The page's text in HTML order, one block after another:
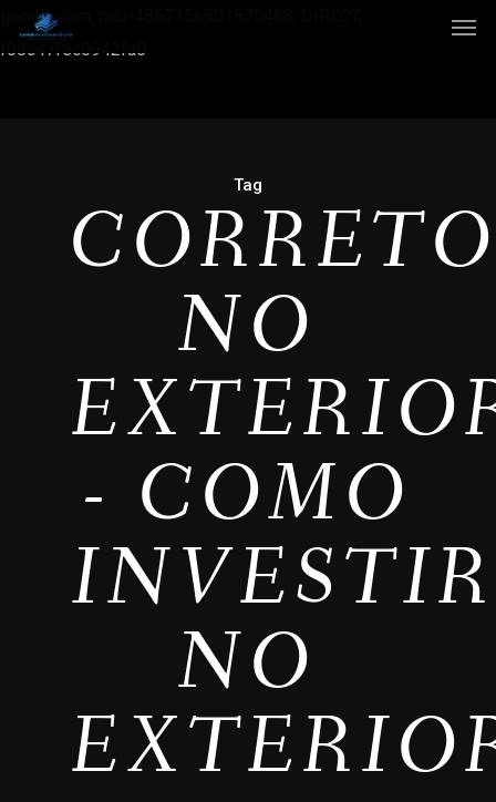
google.com, pub-4867156501875488, DIRECT,
f08c47fec0942fa0
Tag
NO
- COMO
INVESTIR
NO